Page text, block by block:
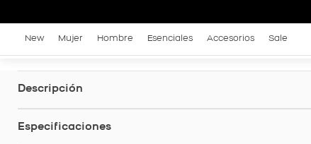
New Mujer Hombre Esenciales Accesorios Sale
Descripción
Especificaciones